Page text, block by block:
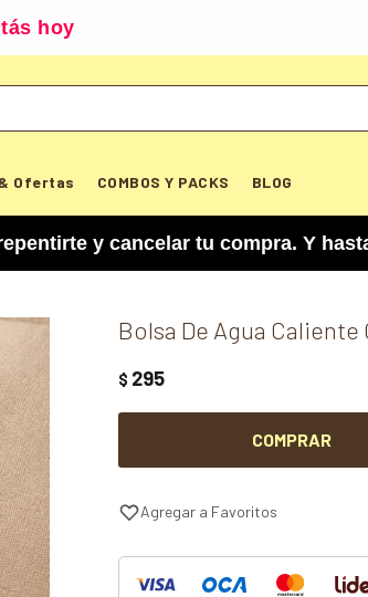
hoy
Ofertas COMBOS Y PACKS BLOG
y cancelar tu compra. Y hasta
Bolsa De Agua Caliente
$ 295
COMPRAR